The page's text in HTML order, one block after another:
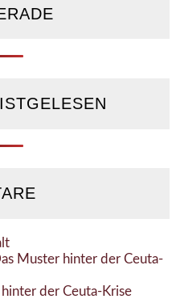
Muster hinter der Ceuta-
der Ceuta-Krise